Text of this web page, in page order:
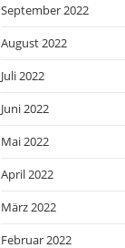
September 2022
August 2022
Juli 2022
Juni 2022
Mai 2022
April 2022
März 2022
Februar 2022